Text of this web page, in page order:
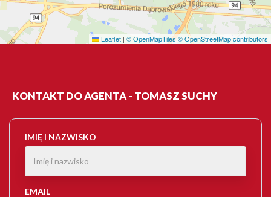
Leaflet | © OpenMapTiles© OpenStreetMap contributors
KONTAKT DO AGENTA - TOMASZ SUCHY
IMIĘ I NAZWISKO
EMAIL